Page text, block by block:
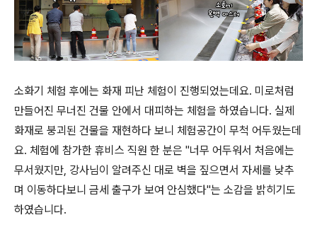
소화기 체험 후에는 화재 피난 체험이 진행되었는데요. 미로처럼
만들어진 무너진 건물 안에서 대피하는 체험을 하였습니다. 실제
화재로 붕괴된 건물을 재현하다 보니 체험공간이 무척 어두웠는데
요. 체험에 참가한 휴비스 직원 한 분은 "너무 어두워서 처음에는
무서웠지만, 강사님이 알려주신 대로 벽을 짚으면서 자세를 낮추
며 이동하다보니 금세 출구가 보여 안심했다"는 소감을 밝히기도
하였습니다.